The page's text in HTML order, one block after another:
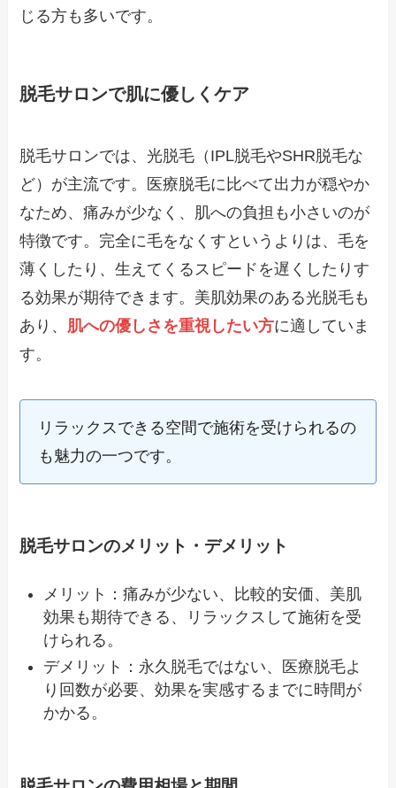
じる方も多いです。
脱毛サロンで肌に優しくケア
脱毛サロンでは、光脱毛（IPL脱毛やSHR脱毛な
ど）が主流です。医療脱毛に比べて出力が穏やか
なため、痛みが少なく、肌への負担も小さいのが
特徴です。完全に毛をなくすというよりは、毛を
薄くしたり、生えてくるスピードを遅くしたりす
る効果が期待できます。美肌効果のある光脱毛も
あり、 肌への優しさを重視したい方に適していま
す。
リラックスできる空間で施術を受けられるの
も魅力の一つです。
脱毛サロンのメリット・デメリット
メリット：痛みが少ない、比較的安価、美肌
効果も期待できる、リラックスして施術を受
けられる。
デメリット：永久脱毛ではない、医療脱毛よ
り回数が必要、効果を実感するまでに時間が
かかる。